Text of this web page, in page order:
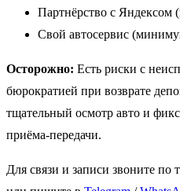
Партнёрство с Яндексом
Свой автосервис
Осторожно: Есть риски с
бюрократией при возврате
тщательный осмотр авто и
приёма-передачи.
Для связи и записи звоните по